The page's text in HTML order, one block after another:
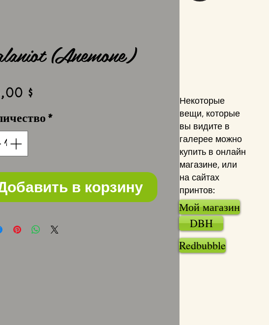
(Anemone)
$
*
в корзину
Некоторые
вещи, которые
вы видите в
галерее можно
купить в онлайн
магазине, или
на сайтах
принтов:
Мой магазин
DBH
Redbubble